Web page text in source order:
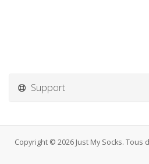
Support
Copyright © 2026 Just My Socks. Tous